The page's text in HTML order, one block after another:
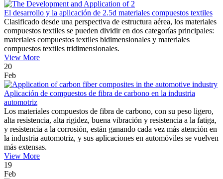
El desarrollo y la aplicación de 2.5d materiales compuestos textiles
Clasificado desde una perspectiva de estructura aérea, los materiales
compuestos textiles se pueden dividir en dos categorías principales:
materiales compuestos textiles bidimensionales y materiales
compuestos textiles tridimensionales.
View More
20
Feb
Aplicación de compuestos de fibra de carbono en la industria
automotriz
Los materiales compuestos de fibra de carbono, con su peso ligero,
alta resistencia, alta rigidez, buena vibración y resistencia a la fatiga,
y resistencia a la corrosión, están ganando cada vez más atención en
la industria automotriz, y sus aplicaciones en automóviles se vuelven
más extensas.
View More
19
Feb